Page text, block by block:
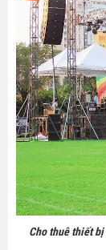
Cho thuê thiết